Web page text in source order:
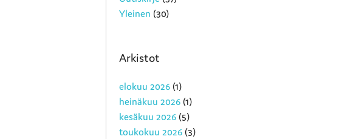
Yleinen (30)
Arkistot
elokuu 2026 (1)
heinäkuu 2026 (1)
kesäkuu 2026 (5)
toukokuu 2026 (3)